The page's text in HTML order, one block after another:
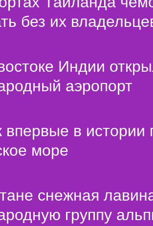
без их
Индии
аэропорт
впервые в истории
море
снежная
группу